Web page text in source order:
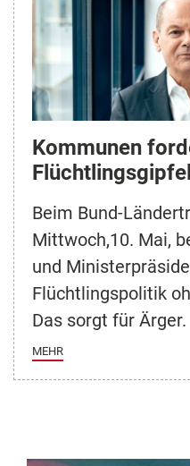
Kommunen
Flüchtlingsgipfel
Beim Bund-
Mittwoch,10. Mai,
und
Flüchtlingspolitik
Das sorgt für Ärger.
MEHR